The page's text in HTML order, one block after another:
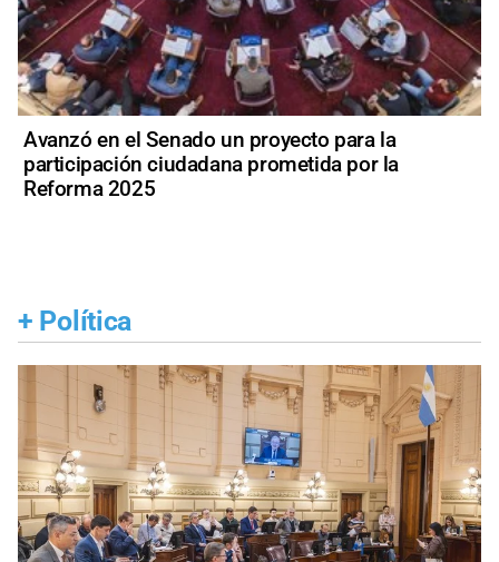
Avanzó en el Senado un proyecto para la
participación ciudadana prometida por la
Reforma 2025
+ Política